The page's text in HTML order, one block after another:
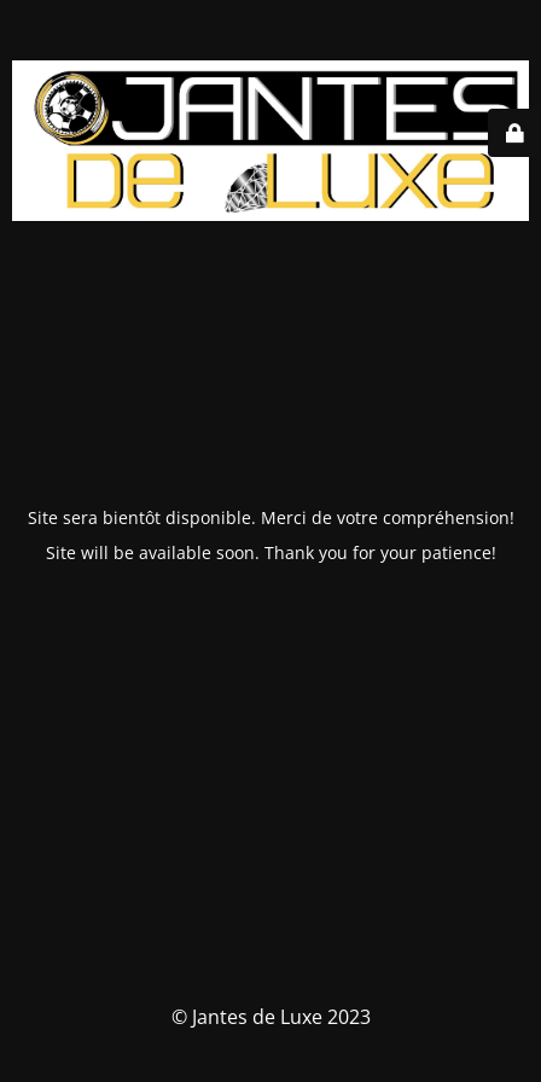
Site sera bientôt disponible. Merci de votre compréhension!
Site will be available soon. Thank you for your patience!
© Jantes de Luxe 2023